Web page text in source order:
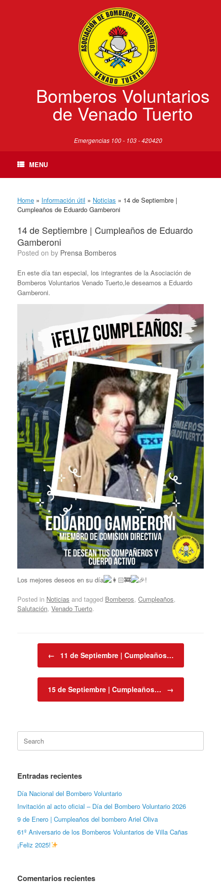
Bomberos Voluntarios
de Venado Tuerto
Emergencias 100 - 103 - 420420
MENU
Home » Información útil » Noticias » 14 de Septiembre |
Cumpleaños de Eduardo Gamberoni
14 de Septiembre | Cumpleaños de Eduardo
Gamberoni
Posted on by Prensa Bomberos
En este día tan especial, los integrantes de la Asociación de
Bomberos Voluntarios Venado Tuerto,le deseamos a Eduardo
Gamberoni.
Los mejores deseos en su día !
Posted in Noticias and tagged Bomberos, Cumpleaños,
Salutación, Venado Tuerto.
← 11 de Septiembre | Cumpleaños…
15 de Septiembre | Cumpleaños… →
Search
for:
Entradas recientes
Día Nacional del Bombero Voluntario
Invitación al acto oficial – Día del Bombero Voluntario 2026
9 de Enero | Cumpleaños del bombero Ariel Oliva
61º Aniversario de los Bomberos Voluntarios de Villa Cañas
¡Feliz 2025!
Comentarios recientes